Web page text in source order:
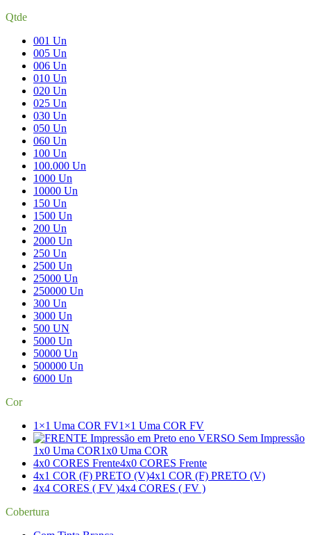
Qtde
001 Un
005 Un
006 Un
010 Un
020 Un
025 Un
030 Un
050 Un
060 Un
100 Un
100.000 Un
1000 Un
10000 Un
150 Un
1500 Un
200 Un
2000 Un
250 Un
2500 Un
25000 Un
250000 Un
300 Un
3000 Un
500 UN
5000 Un
50000 Un
500000 Un
6000 Un
Cor
1×1 Uma COR FV1×1 Uma COR FV
1x0 Uma COR1x0 Uma COR
4x0 CORES Frente4x0 CORES Frente
4x1 COR (F) PRETO (V)4x1 COR (F) PRETO (V)
4x4 CORES ( FV )4x4 CORES ( FV )
Cobertura